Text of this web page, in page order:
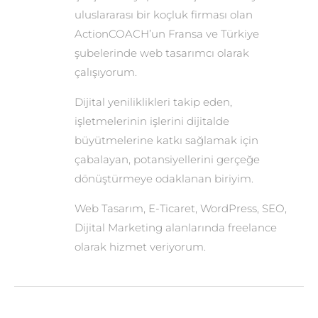
uluslararası bir koçluk firması olan
ActionCOACH’un Fransa ve Türkiye
şubelerinde web tasarımcı olarak
çalışıyorum.
Dijital yeniliklikleri takip eden,
işletmelerinin işlerini dijitalde
büyütmelerine katkı sağlamak için
çabalayan, potansiyellerini gerçeğe
dönüştürmeye odaklanan biriyim.
Web Tasarım, E-Ticaret, WordPress, SEO,
Dijital Marketing alanlarında freelance
olarak hizmet veriyorum.